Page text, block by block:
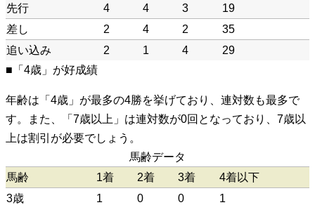
先行
4 4 3
19
差し
2 4 2
35
追い込み
2 1 4
29
■「4歳」が好成績
年齢は「4歳」が最多の4勝を挙げており、連対数も最多で
す。また、「7歳以上」は連対数が0回となっており、7歳以
上は割引が必要でしょう。
馬齢データ
馬齢
1着 2着 3着
4着以下
3歳
1 0 0
1